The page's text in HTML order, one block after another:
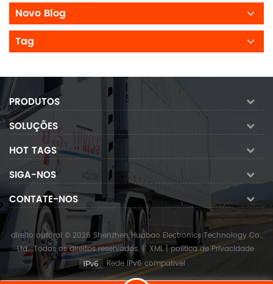
Novo Blog
Tag
PRODUTOS
SOLUÇÕES
HOT TAGS
SIGA-NOS
CONTATE-NOS
direito autoral © 2026 Shenzhen Huabao Electronics Technology Co.,
Ltd.. Todos os direitos reservados.| XML | política de Privacidade
Rede IPv6 compatível